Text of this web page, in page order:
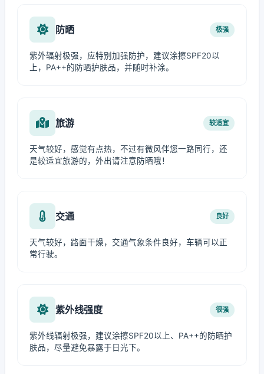
防晒 极强
紫外辐射极强，应特别加强防护，建议涂擦SPF20以
上，PA++的防晒护肤品，并随时补涂。
旅游 较适宜
天气较好，感觉有点热，不过有微风伴您一路同行，还
是较适宜旅游的，外出请注意防晒哦！
交通 良好
天气较好，路面干燥，交通气象条件良好，车辆可以正
常行驶。
紫外线强度 很强
紫外线辐射极强，建议涂擦SPF20以上、PA++的防晒护
肤品，尽量避免暴露于日光下。